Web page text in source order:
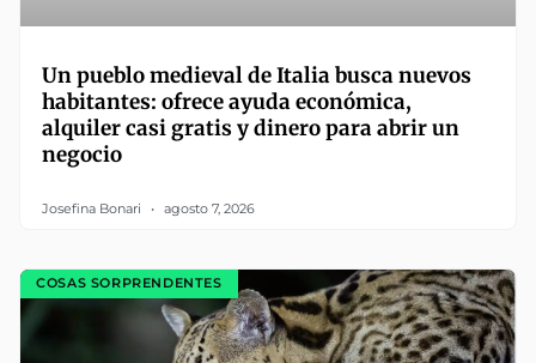
Un pueblo medieval de Italia busca nuevos
habitantes: ofrece ayuda económica,
alquiler casi gratis y dinero para abrir un
negocio
Josefina Bonari agosto 7, 2026
COSAS SORPRENDENTES